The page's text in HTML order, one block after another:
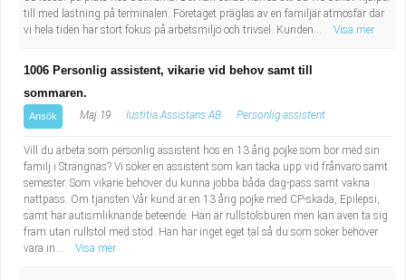
till med lastning på terminalen. Företaget präglas av en familjär atmosfär där
vi hela tiden har stort fokus på arbetsmiljö och trivsel. Kunden...
Visa mer
1006 Personlig assistent, vikarie vid behov samt till
sommaren.
Ansök Maj 19 Iustitia Assistans AB Personlig assistent
Vill du arbeta som personlig assistent hos en 13 årig pojke som bor med sin
familj i Strängnäs? Vi söker en assistent som kan täcka upp vid frånvaro samt
semester. Som vikarie behöver du kunna jobba båda dag-pass samt vakna
nattpass. Om tjänsten Vår kund är en 13 årig pojke med CP-skada, Epilepsi,
samt har autismliknande beteende. Han är rullstolsburen men kan även ta sig
fram utan rullstol med stöd. Han har inget eget tal så du som söker behöver
vara in...
Visa mer